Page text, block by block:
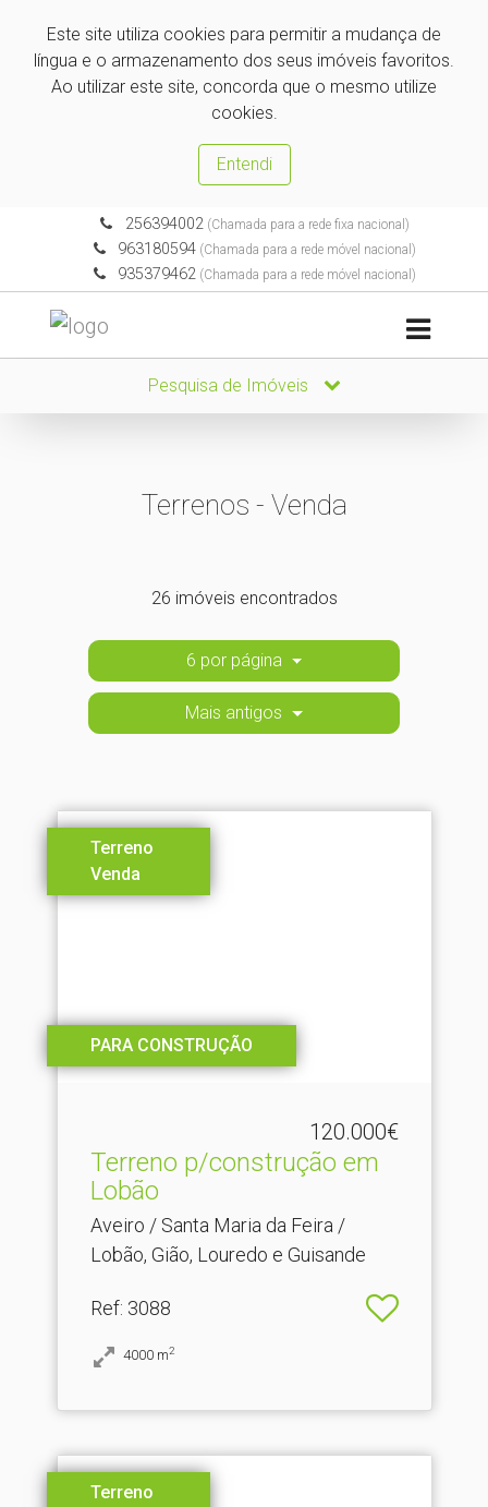
Este site utiliza cookies para permitir a mudança de
língua e o armazenamento dos seus imóveis favoritos.
Ao utilizar este site, concorda que o mesmo utilize
cookies.
Entendi
256394002(Chamada para a rede fixa nacional)
963180594 (Chamada para a rede móvel nacional)
935379462 (Chamada para a rede móvel nacional)
Pesquisa de Imóveis
Terrenos - Venda
26 imóveis encontrados
6 por página
Mais antigos
Terreno
Venda
PARA CONSTRUÇÃO
120.000€
Terreno p/construção em
Lobão
Aveiro / Santa Maria da Feira /
Lobão, Gião, Louredo e Guisande
Ref: 3088
4000 m2
Terreno